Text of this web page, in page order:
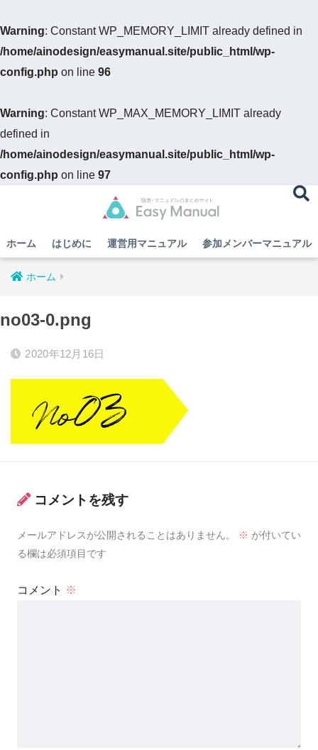
Warning: Constant WP_MEMORY_LIMIT already defined in
/home/ainodesign/easymanual.site/public_html/wp-
config.php on line 96
Warning: Constant WP_MAX_MEMORY_LIMIT already
defined in
/home/ainodesign/easymanual.site/public_html/wp-
config.php on line 97
ホーム はじめに 運営用マニュアル 参加メンバーマニュアル
ホーム
no03-0.png
2020年12月16日
コメントを残す
メールアドレスが公開されることはありません。 ※ が付いてい
る欄は必須項目です
コメント ※